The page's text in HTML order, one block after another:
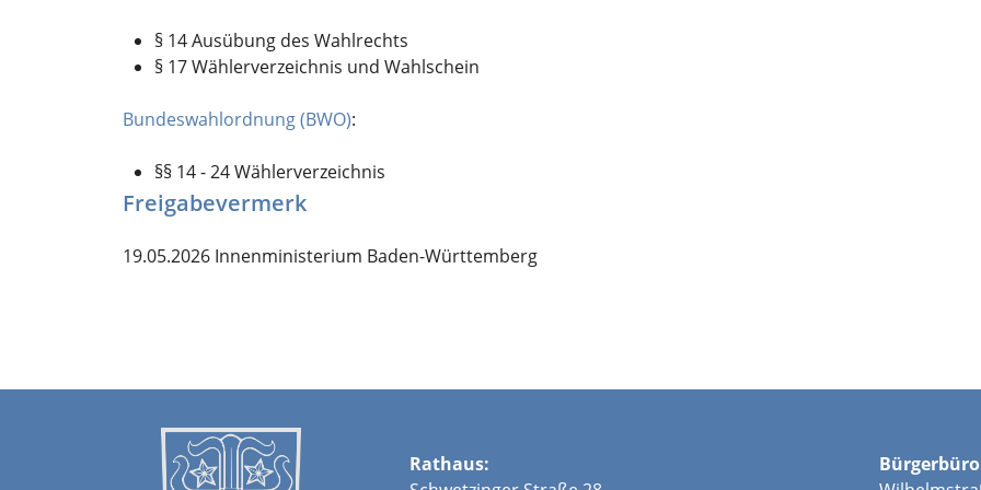
§ 14 Ausübung des Wahlrechts
§ 17 Wählerverzeichnis und Wahlschein
Bundeswahlordnung (BWO):
§§ 14 - 24 Wählerverzeichnis
Freigabevermerk
19.05.2026 Innenministerium Baden-Württemberg
Rathaus: